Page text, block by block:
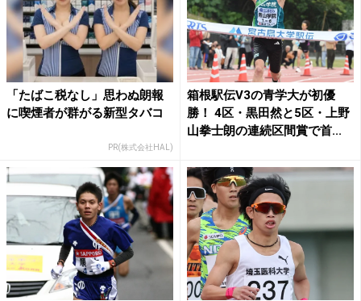
「たばこ税なし」思わぬ朗報
に喫煙者が群がる新型タバコ
PR(株式会社HAL)
箱根駅伝V3の青学大が初優
勝！ 4区・黒田然と5区・上野
山拳士朗の連続区間賞で首...